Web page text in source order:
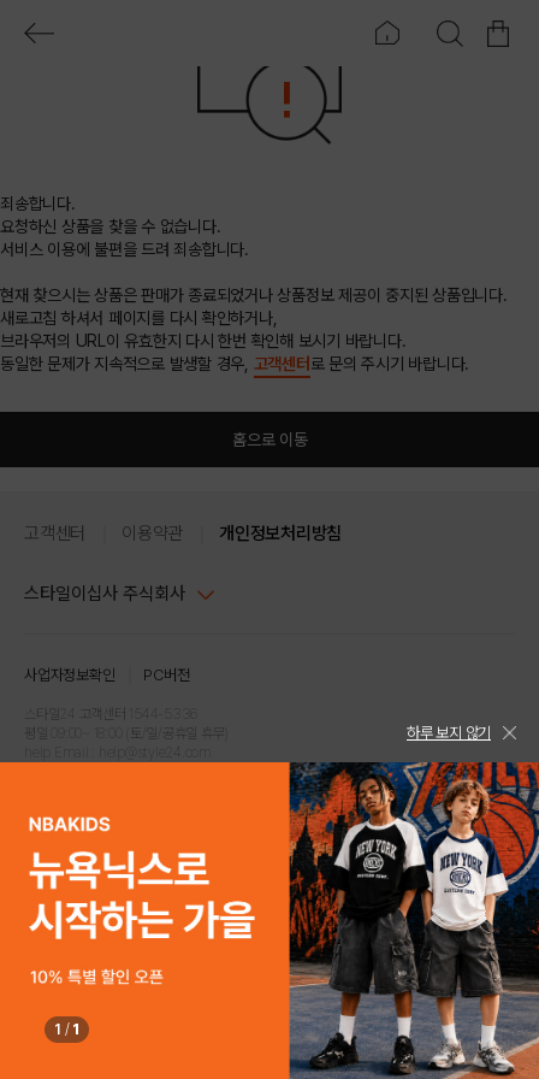
죄송합니다.
요청하신 상품을 찾을 수 없습니다.
서비스 이용에 불편을 드려 죄송합니다.
현재 찾으시는 상품은 판매가 종료되었거나 상품정보 제공이 중지된 상품입니다.
새로고침 하셔서 페이지를 다시 확인하거나,
브라우저의 URL이 유효한지 다시 한번 확인해 보시기 바랍니다.
동일한 문제가 지속적으로 발생할 경우, 고객센터 로 문의 주시기 바랍니다.
홈으로 이동
고객센터 이용약관 개인정보처리방침
스타일이십사 주식회사
주소 : 서울시 강남구 논현로 633, 6층 (논현동, 한세엠케이빌딩)
사업자등록번호 : 116-81-32499
통신판매업신고번호 : 제 2024-서울강남-04239
고객센터 1544-5336(평일 09:00~ 18:00 토/일/공휴일 휴무)
사업자정보확인 PC버전
스타일24 고객센터 1544-5336
평일 09:00~ 18:00 (토/일/공휴일 휴무)
COPYRIGHTⓒ2021 STYLE24 ALL RIGHTS RESERVED.
하루 보지 않기
1 / 1